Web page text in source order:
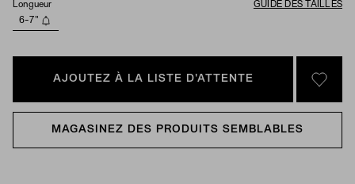
Longueur
GUIDE DES TAILLES
6-7"
AJOUTEZ À LA LISTE D'ATTENTE
SIGN
MAGASINEZ DES PRODUITS SEMBLABLES